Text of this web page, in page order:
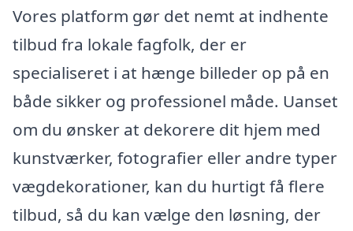
Vores platform gør det nemt at indhente
tilbud fra lokale fagfolk, der er
specialiseret i at hænge billeder op på en
både sikker og professionel måde. Uanset
om du ønsker at dekorere dit hjem med
kunstværker, fotografier eller andre typer
vægdekorationer, kan du hurtigt få flere
tilbud, så du kan vælge den løsning, der